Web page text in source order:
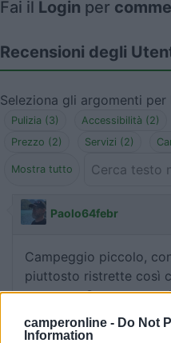
camperonline - Do Not
Information
Fai il Login per
Recensioni degli
Seleziona gli argomenti per
Pulizia (3) Accessibilità (2)
Prezzo (2)
Servizi (2)
Mostra tutto
Paolo64febr
Campeggio piccolo,
piuttosto ristrette così
manovra. Comunque
po' di pazienza e
compenso la posizione